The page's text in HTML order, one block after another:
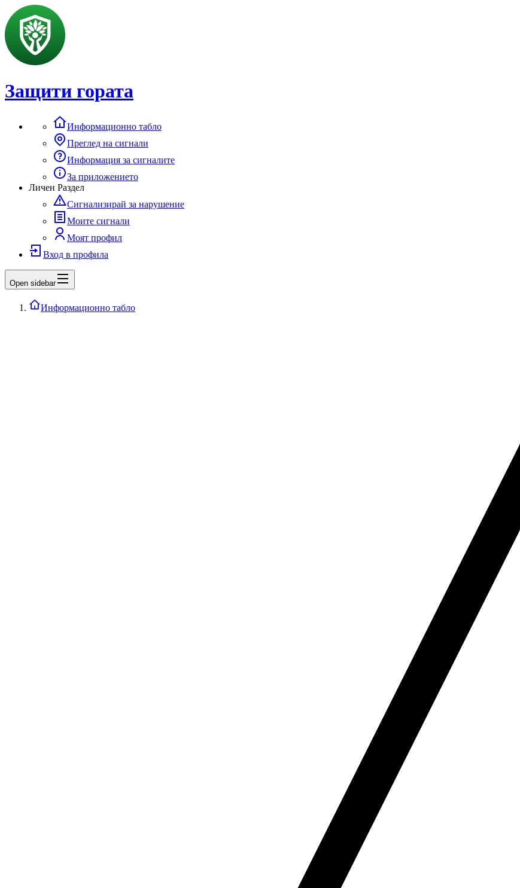
Защити гората
Информационно табло
Преглед на сигнали
Информация за сигналите
За приложението
Личен Раздел
Сигнализирай за нарушение
Моите сигнали
Моят профил
Вход в профила
Open sidebar
Информационно табло